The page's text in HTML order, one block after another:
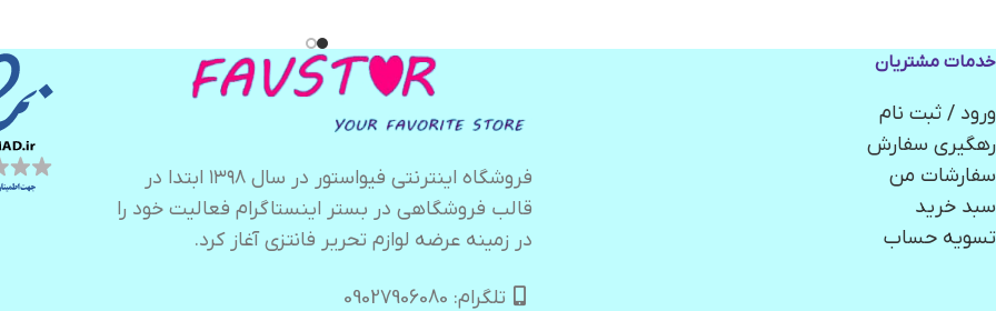
خدمات مشتریان
ورود / ثبت نام
رهگیری سفارش
سفارشات من
سبد خرید
تسویه حساب
فروشگاه اینترنتی فیواستور در سال ۱۳۹۸ ابتدا در
قالب فروشگاهی در بستر اینستاگرام فعالیت خود را
در زمینه عرضه لوازم تحریر فانتزی آغاز کرد.
تلگرام: 09027906080